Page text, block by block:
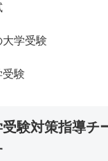
学受験
受験
受験対策指導チ